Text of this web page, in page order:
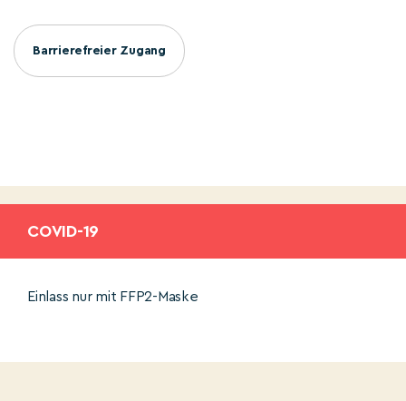
Barrierefreier Zugang
COVID-19
Einlass nur mit FFP2-Maske